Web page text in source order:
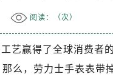
阅读：（次）
艺赢得了全球消费者
么，劳力士手表表带